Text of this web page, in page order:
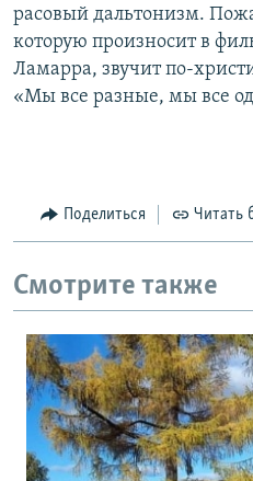
расовый дальтонизм.
которую произносит в
Ламарра, звучит по-
«Мы все разные, мы все
Поделиться Читать
Смотрите также